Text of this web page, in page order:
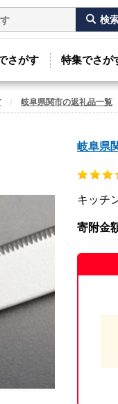
さがす 特集でさが
岐阜県関市の返礼品一覧
岐阜県
キッチ
寄附金